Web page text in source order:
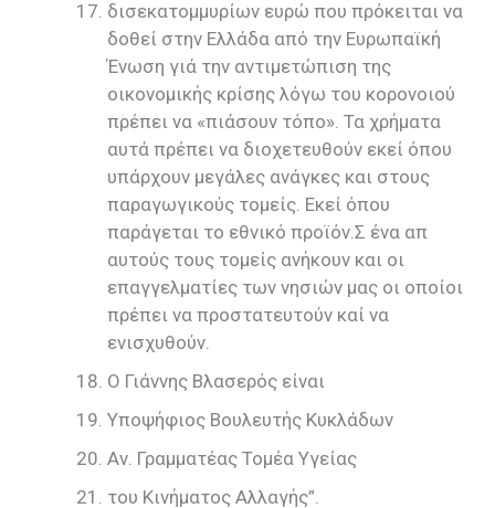
δισεκατομμυρίων ευρώ που πρόκειται να
δοθεί στην Ελλάδα από την Ευρωπαϊκή
Ένωση γιά την αντιμετώπιση της
οικονομικής κρίσης λόγω του κορονοιού
πρέπει να «πιάσουν τόπο». Τα χρήματα
αυτά πρέπει να διοχετευθούν εκεί όπου
υπάρχουν μεγάλες ανάγκες και στους
παραγωγικούς τομείς. Εκεί όπου
παράγεται το εθνικό προϊόν.Σ ένα απ
αυτούς τους τομείς ανήκουν και οι
επαγγελματίες των νησιών μας οι οποίοι
πρέπει να προστατευτούν καί να
ενισχυθούν.
Ο Γιάννης Βλασερός είναι
Υποψήφιος Βουλευτής Κυκλάδων
Αν. Γραμματέας Τομέα Υγείας
του Κινήματος Αλλαγής”.